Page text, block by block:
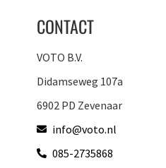
CONTACT
VOTO B.V.
Didamseweg 107a
6902 PD Zevenaar
info@voto.nl
085-2735868